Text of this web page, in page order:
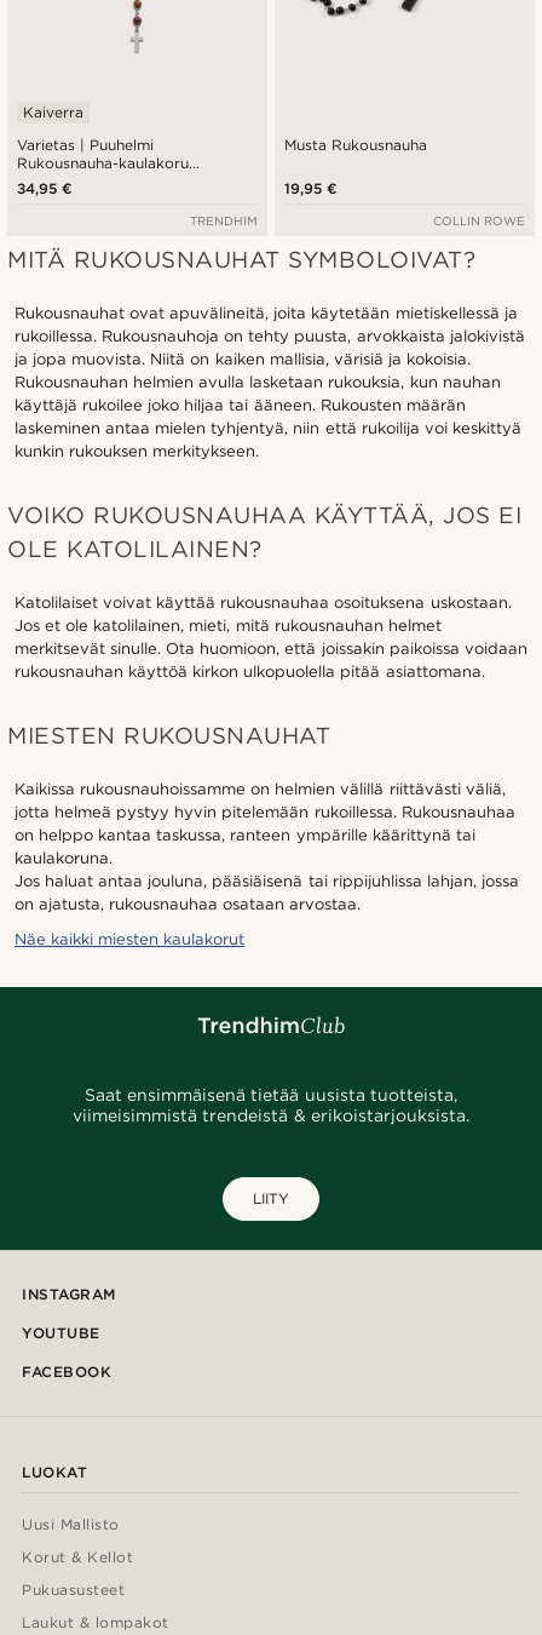
Varietas | Puuhelmi
Rukousnauha-kaulakoru
Kirurginterästä
Kaiverra
34,95 €
TRENDHIM
Musta Rukousnauha
19,95 €
COLLIN ROWE
MITÄ RUKOUSNAUHAT SYMBOLOIVAT?
Rukousnauhat ovat apuvälineitä, joita käytetään mietiskellessä ja
rukoillessa. Rukousnauhoja on tehty puusta, arvokkaista jalokivistä
ja jopa muovista. Niitä on kaiken mallisia, värisiä ja kokoisia.
Rukousnauhan helmien avulla lasketaan rukouksia, kun nauhan
käyttäjä rukoilee joko hiljaa tai ääneen. Rukousten määrän
laskeminen antaa mielen tyhjentyä, niin että rukoilija voi keskittyä
kunkin rukouksen merkitykseen.
VOIKO RUKOUSNAUHAA KÄYTTÄÄ, JOS EI
OLE KATOLILAINEN?
Katolilaiset voivat käyttää rukousnauhaa osoituksena uskostaan.
Jos et ole katolilainen, mieti, mitä rukousnauhan helmet
merkitsevät sinulle. Ota huomioon, että joissakin paikoissa voidaan
rukousnauhan käyttöä kirkon ulkopuolella pitää asiattomana.
MIESTEN RUKOUSNAUHAT
Kaikissa rukousnauhoissamme on helmien välillä riittävästi väliä,
jotta helmeä pystyy hyvin pitelemään rukoillessa. Rukousnauhaa
on helppo kantaa taskussa, ranteen ympärille käärittynä tai
kaulakoruna.
Jos haluat antaa jouluna, pääsiäisenä tai rippijuhlissa lahjan, jossa
on ajatusta, rukousnauhaa osataan arvostaa.
Näe kaikki miesten kaulakorut
Saat ensimmäisenä tietää uusista tuotteista,
viimeisimmistä trendeistä & erikoistarjouksista.
LIITY
INSTAGRAM
YOUTUBE
FACEBOOK
LUOKAT
Uusi Mallisto
Korut & Kellot
Pukuasusteet
Laukut & lompakot